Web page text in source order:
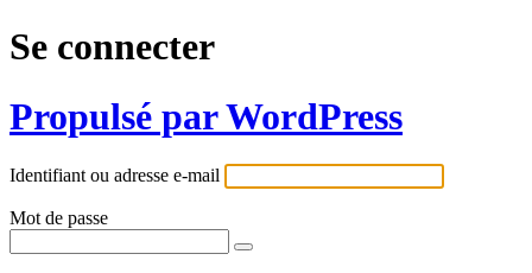
Se connecter
Propulsé par WordPress
Identifiant ou adresse e-mail
Mot de passe